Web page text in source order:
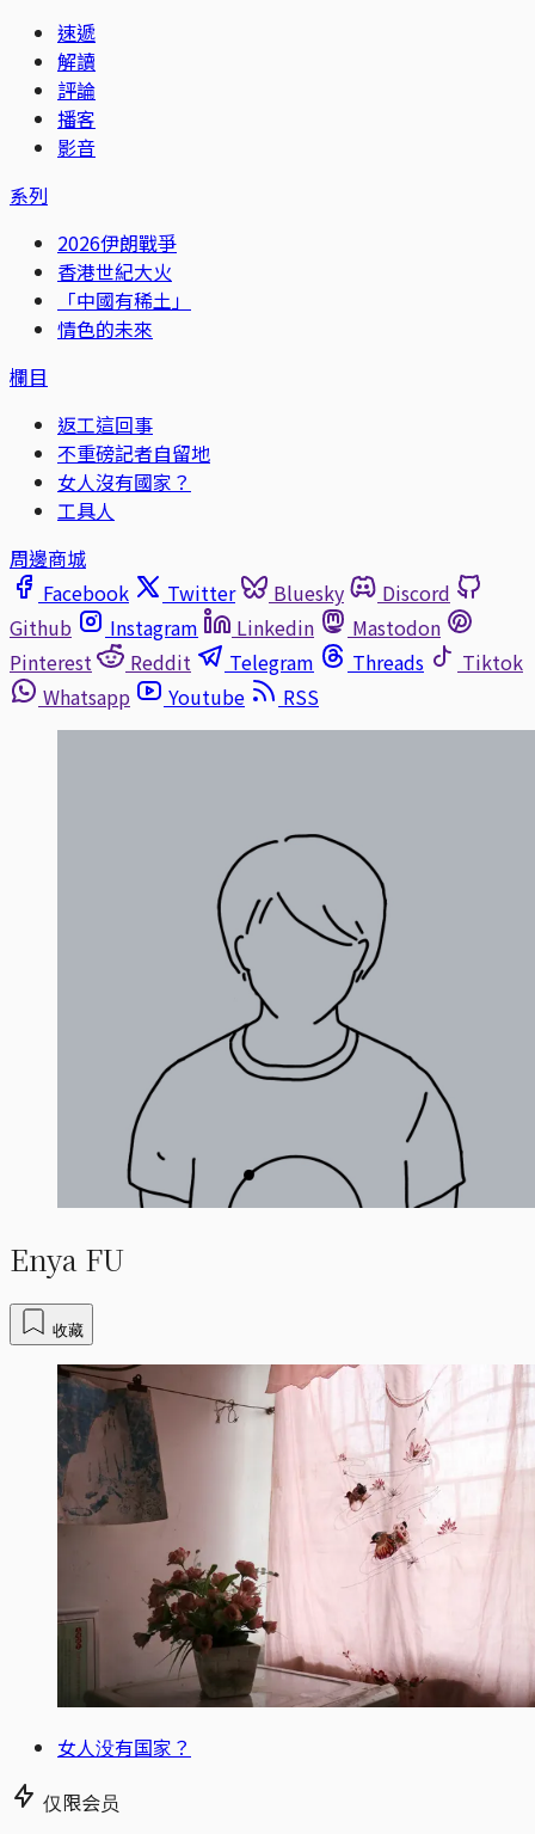
速遞
解讀
評論
播客
影音
系列
2026伊朗戰爭
香港世紀大火
「中國有稀土」
情色的未來
欄目
返工這回事
不重磅記者自留地
女人沒有國家？
工具人
周邊商城
Facebook
Twitter Bluesky
Discord
Github
Instagram Linkedin
Mastodon
Pinterest
Reddit Telegram Threads
Tiktok
Whatsapp
Youtube RSS
Enya FU
收藏
女人没有国家？
仅限会员